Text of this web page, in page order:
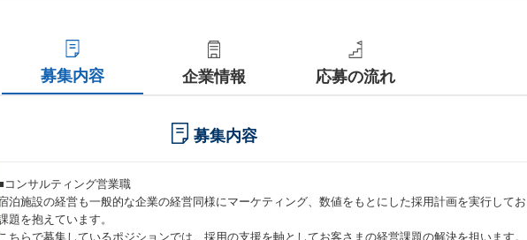
募集内容 企業情報 応募の流れ
募集内容
コンサルティング営業職
泊施設の経営も一般的な企業の経営同様にマーケティング、数値をもとにした採用計画を実行して
題を抱えています。
ちらで募集しているポジションでは、採用の支援を軸としてお客さまの経営課題の解決を担います。